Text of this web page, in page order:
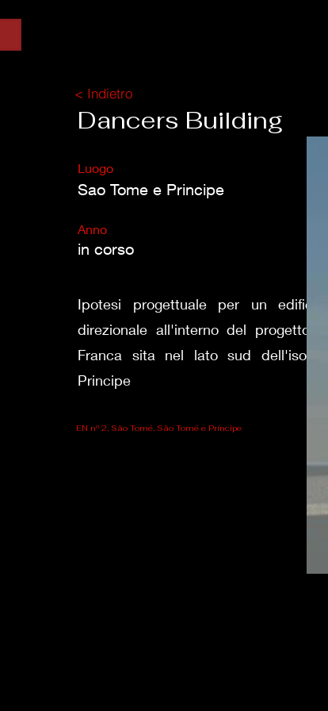
< Indietro
Dancers Building
Luogo
Sao Tome e Principe
Anno
in corso
Ipotesi progettuale per un edificio
direzionale all'interno del progetto
Franca sita nel lato sud dell'isola
Principe
EN nº 2, São Tomé, São Tomé e Príncipe